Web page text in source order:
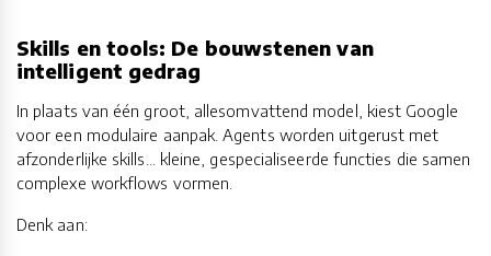
Skills en tools: De bouwstenen van
intelligent gedrag
In plaats van één groot, allesomvattend model, kiest Google
voor een modulaire aanpak. Agents worden uitgerust met
afzonderlijke skills... kleine, gespecialiseerde functies die samen
complexe workflows vormen.
Denk aan: